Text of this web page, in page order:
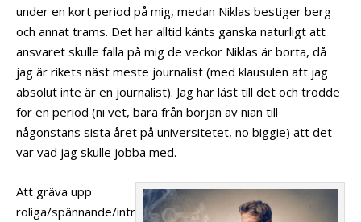
under en kort period på mig, medan Niklas bestiger berg
och annat trams. Det har alltid känts ganska naturligt att
ansvaret skulle falla på mig de veckor Niklas är borta, då
jag är rikets näst meste journalist (med klausulen att jag
absolut inte är en journalist). Jag har läst till det och trodde
för en period (ni vet, bara från början av nian till
någonstans sista året på universitetet, no biggie) att det
var vad jag skulle jobba med.
Att gräva upp
roliga/spännande/intr